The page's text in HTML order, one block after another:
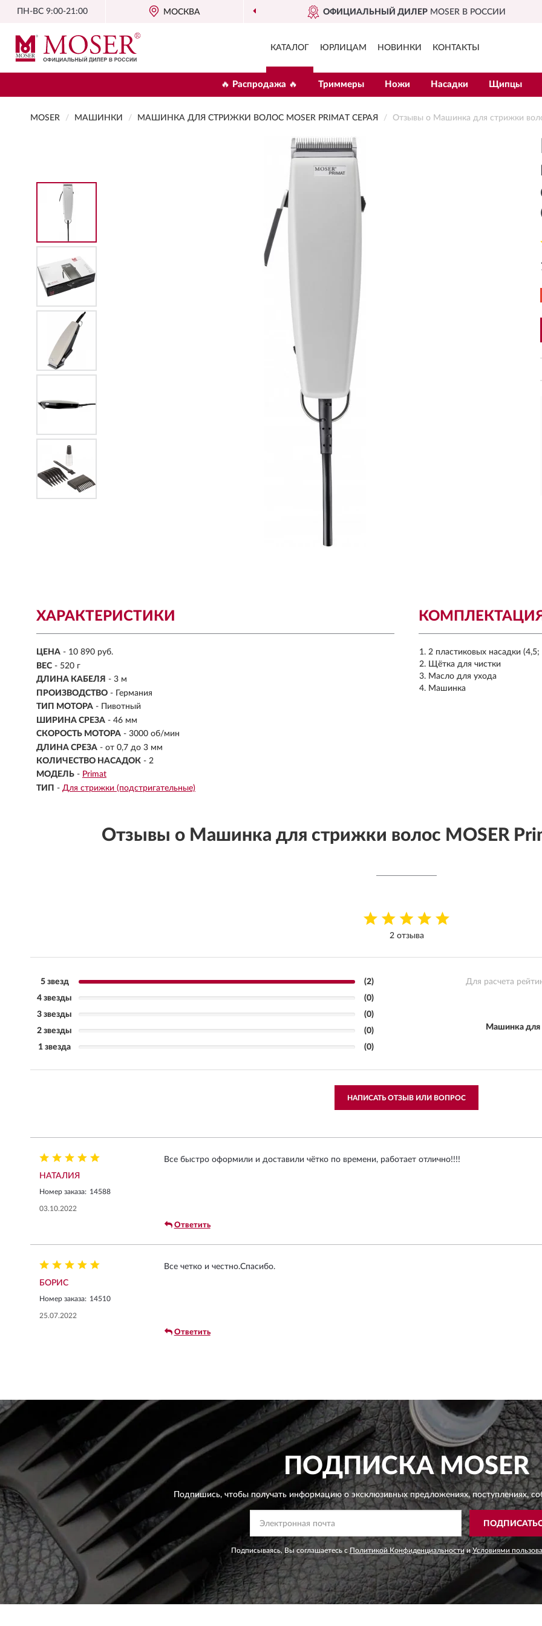
ПН-ВС 9:00-21:00 МОСКВА ОФИЦИАЛЬНЫЙ ДИЛЕРMOSER В РОССИИ
КАТАЛОГ ЮРЛИЦАМ НОВИНКИ КОНТАКТЫ
🔥 Распродажа 🔥 Триммеры Ножи Насадки Щипцы
MOSER МАШИНКИ МАШИНКА ДЛЯ СТРИЖКИ ВОЛОС MOSER PRIMAT СЕРАЯ Отзывы о Машинка для стрижки
ХАРАКТЕРИСТИКИ
ЦЕНА - 10 890 руб.
ВЕС - 520 г
ДЛИНА КАБЕЛЯ - 3 м
ПРОИЗВОДСТВО - Германия
ТИП МОТОРА - Пивотный
ШИРИНА СРЕЗА - 46 мм
СКОРОСТЬ МОТОРА - 3000 об/мин
ДЛИНА СРЕЗА - от 0,7 до 3 мм
КОЛИЧЕСТВО НАСАДОК - 2
МОДЕЛЬ - Primat
ТИП - Для стрижки (подстригательные)
КОМПЛЕКТАЦИЯ
2 пластиковых насадки
Щётка для чистки
Масло для ухода
Машинка
Отзывы о Машинка для стрижки волос MOSER
2 отзыва
5 звезд
(2)
4 звезды
(0)
3 звезды
(0)
2 звезды
(0)
1 звезда
(0)
Для расчета
Машинка для
НАПИСАТЬ ОТЗЫВ ИЛИ ВОПРОС
НАТАЛИЯ
Номер заказа: 14588
03.10.2022
Все быстро оформили и доставили чётко по времени, работает отлично!!!!
Ответить
БОРИС
Номер заказа: 14510
25.07.2022
Все четко и честно.Спасибо.
Ответить
ПОДПИСКАMOSER
Подпишись, чтобы получать информацию о эксклюзивных предложениях,поступлениях,
Подписываясь, Вы соглашаетесь с Политикой Конфиденциальности и Условиями